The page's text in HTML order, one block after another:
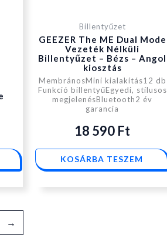
Billentyűzet
GEEZER The ME Dual Mode
Vezeték Nélküli
Billentyűzet – Bézs – Angol
kiosztás
MembránosMini kialakítás12 db
Funkció billentyűEgyedi, stílusos
megjelenésBluetooth2 év
garancia
18 590 Ft
KOSÁRBA TESZEM
→